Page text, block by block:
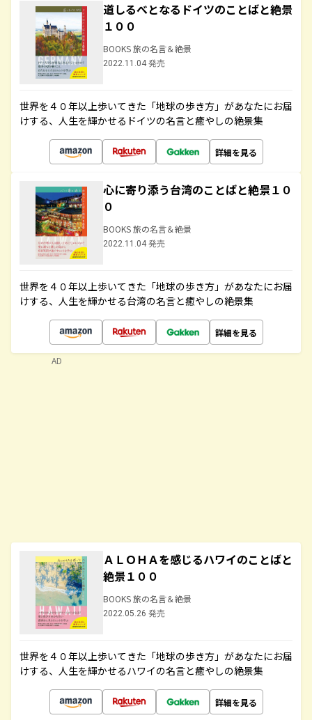
道しるべとなるドイツのことばと絶景
１００
BOOKS 旅の名言＆絶景
2022.11.04 発売
世界を４０年以上歩いてきた「地球の歩き方」があなたにお届
けする、人生を輝かせるドイツの名言と癒やしの絶景集
詳細を見る
心に寄り添う台湾のことばと絶景１０
０
BOOKS 旅の名言＆絶景
2022.11.04 発売
世界を４０年以上歩いてきた「地球の歩き方」があなたにお届
けする、人生を輝かせる台湾の名言と癒やしの絶景集
詳細を見る
ＡＬＯＨＡを感じるハワイのことばと
絶景１００
BOOKS 旅の名言＆絶景
2022.05.26 発売
世界を４０年以上歩いてきた「地球の歩き方」があなたにお届
けする、人生を輝かせるハワイの名言と癒やしの絶景集
詳細を見る
AD